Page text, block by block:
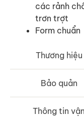
Thương hiệu
Bảo quản
Thông tin vận
các rảnh
trơn trợt
Form chuẩn